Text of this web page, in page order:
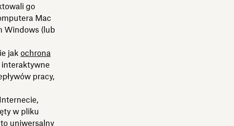
go
Mac
Windows (lub
jak ochrona
pracy,
w pliku
uniwersalny